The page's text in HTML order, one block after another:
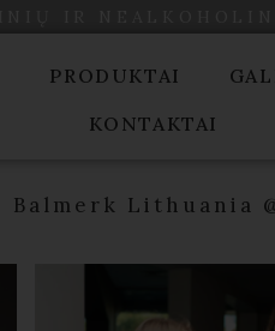
PRODUKTAI
KONTAKTAI
Balmerk Lithuania